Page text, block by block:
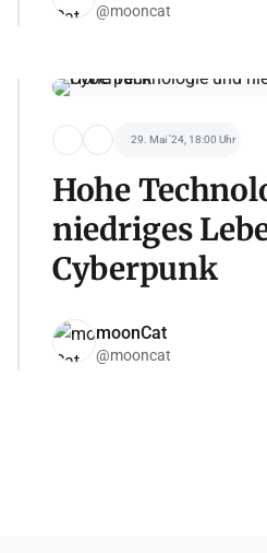
@mooncat
29. Mai '24, 18:00 Uhr
Hohe
niedriges
Cyberpunk
moonCat
@mooncat